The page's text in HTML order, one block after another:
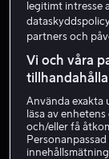
The Lost
6.6 Action
HD
legitimt intresse
partners och
Vi och våra
Använda
läsa av
och/eller få